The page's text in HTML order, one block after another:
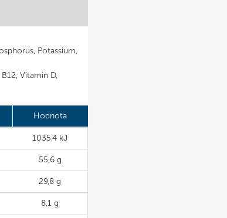
Potassium,
Vitamin D,
Hodnota
1035,4 kJ
55,6 g
29,8 g
8,1 g